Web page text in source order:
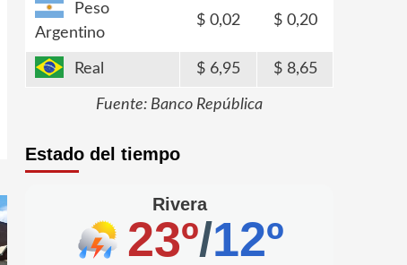
Peso
Argentino
0,02 0,20
Real 6,95 8,65
Fuente: Banco República
Estado del tiempo
Rivera
23º/12º